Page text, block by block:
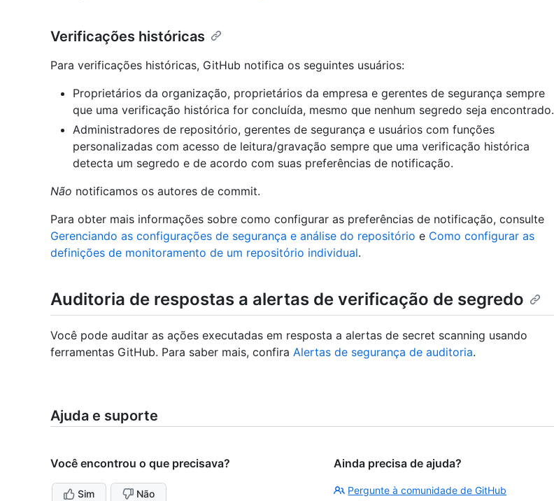
Verificações históricas
Para verificações históricas, GitHub notifica os seguintes usuários:
Proprietários da organização, proprietários da empresa e gerentes de segurança sempre
que uma verificação histórica for concluída, mesmo que nenhum segredo seja encontrado.
Administradores de repositório, gerentes de segurança e usuários com funções
personalizadas com acesso de leitura/gravação sempre que uma verificação histórica
detecta um segredo e de acordo com suas preferências de notificação.
Não notificamos os autores de commit.
Para obter mais informações sobre como configurar as preferências de notificação, consulte
Gerenciando as configurações de segurança e análise do repositório e Como configurar as
definições de monitoramento de um repositório individual.
Auditoria de respostas a alertas de verificação de segredo
Você pode auditar as ações executadas em resposta a alertas de secret scanning usando
ferramentas GitHub. Para saber mais, confira Alertas de segurança de auditoria.
Ajuda e suporte
Você encontrou o que precisava?
Sim Não
Ainda precisa de ajuda?
Pergunte à comunidade de GitHub